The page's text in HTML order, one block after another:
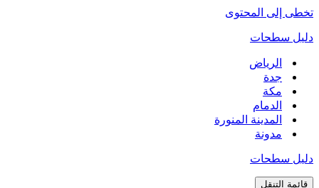
تخطى إلى المحتوى
دليل سطحات
الرياض
جدة
مكة
الدمام
المدينة المنورة
مدونة
دليل سطحات
قائمة التنقل